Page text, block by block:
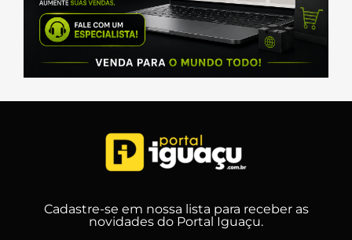
Cadastre-se em nossa lista para receber as
novidades do Portal Iguaçu.